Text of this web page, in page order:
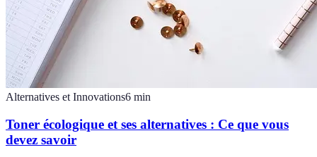
Alternatives et Innovations6 min
Toner écologique et ses alternatives : Ce que vous
devez savoir